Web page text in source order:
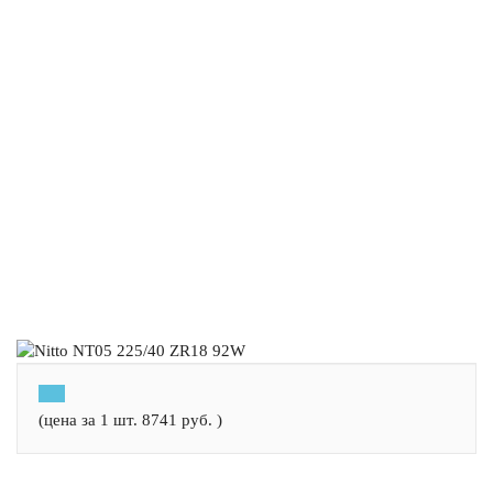
(цена за 1 шт. 8741 руб. )